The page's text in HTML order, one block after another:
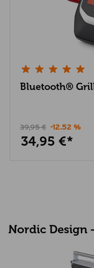
Bluetooth®
34,95 €*
39,95 € -12.52 %
Nordic Design